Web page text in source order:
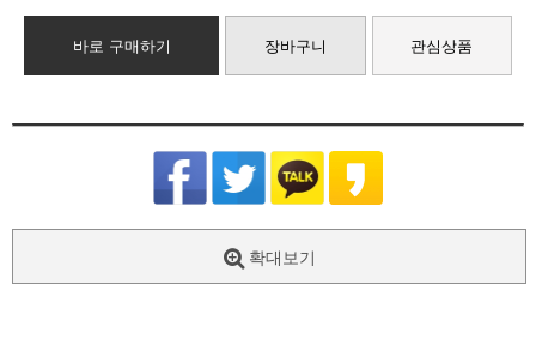
바로 구매하기 장바구니 관심상품
확대보기